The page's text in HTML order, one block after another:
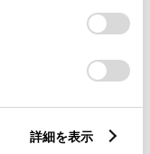
っては、当社の
いて
」をご覧くだ
詳細を表示
、整備箇所につきまし